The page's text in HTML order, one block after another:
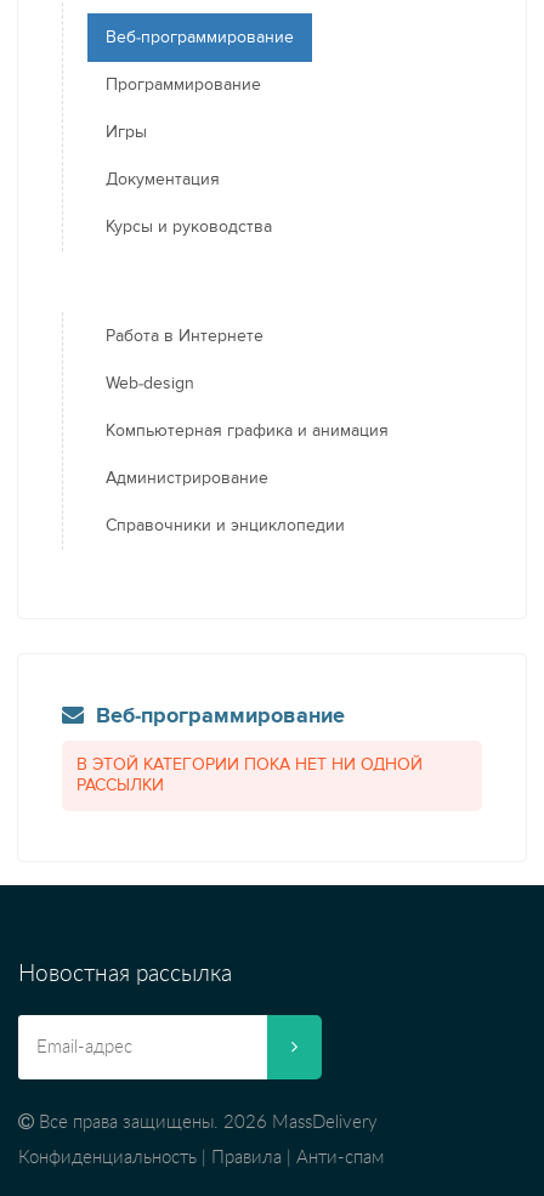
Веб-программирование
Программирование
Игры
Документация
Курсы и руководства
Работа в Интернете
Web-design
Компьютерная графика и анимация
Администрирование
Справочники и энциклопедии
Веб-программирование
В ЭТОЙ КАТЕГОРИИ ПОКА НЕТ НИ ОДНОЙ
РАССЫЛКИ
Новостная рассылка
Все права защищены. 2026 MassDelivery
Конфиденциальность
Правила Анти-спам